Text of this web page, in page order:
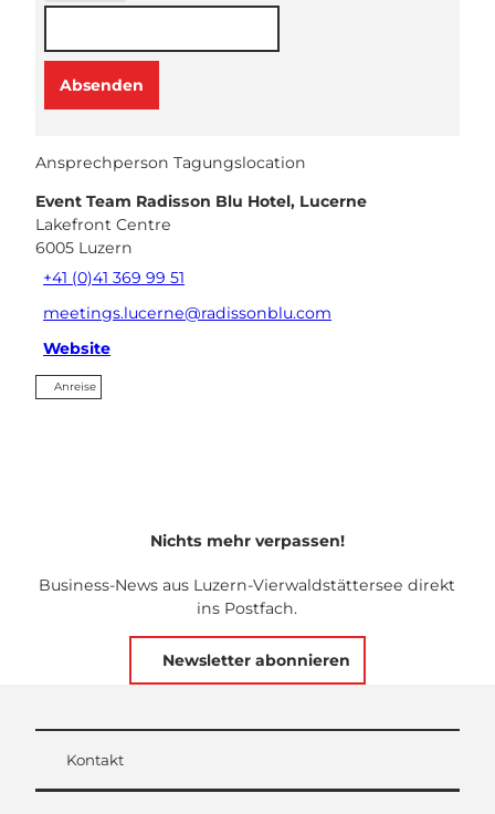
Absenden
Ansprechperson Tagungslocation
Event Team Radisson Blu Hotel, Lucerne
Lakefront Centre
6005 Luzern
+41 (0)41 369 99 51
meetings.lucerne@radissonblu.com
Website
Anreise
Nichts mehr verpassen!
Business-News aus Luzern-Vierwaldstättersee direkt
ins Postfach.
Newsletter abonnieren
Kontakt